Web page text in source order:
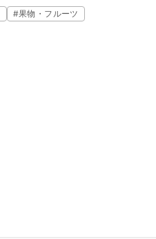
#果物・フルーツ